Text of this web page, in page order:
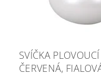
SVÍČKA
ČERVENÁ,